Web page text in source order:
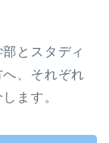
とスタディ
、それぞれ
ます。